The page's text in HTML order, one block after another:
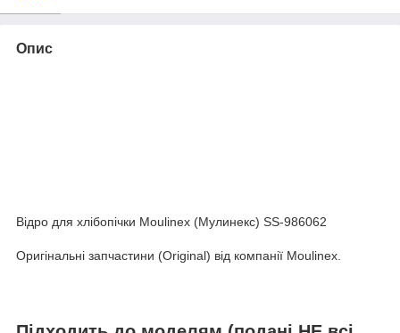
Опис
Відро для хлібопічки Moulinex (Мулинекс) SS-986062
Оригінальні запчастини (Original) від компанії Moulinex.